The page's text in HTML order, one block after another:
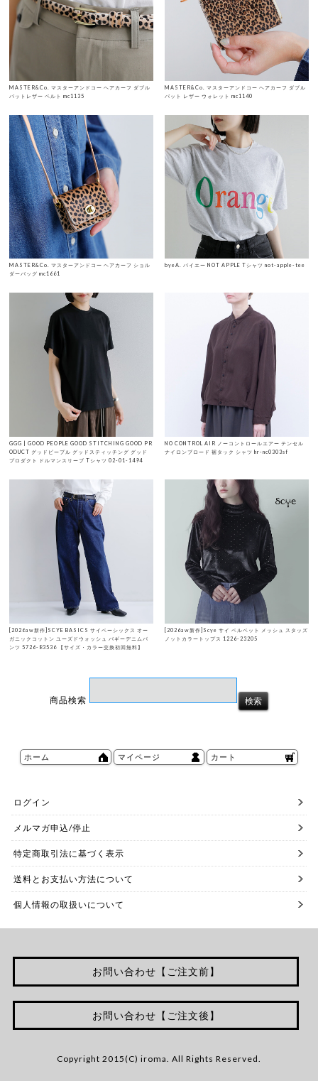
MASTER&Co. マスターアンドコー ヘアカーフ ダブル
バットレザー ベルト mc1135
MASTER&Co. マスターアンドコー ヘアカーフ ダブル
バット レザー ウォレット mc1140
MASTER&Co. マスターアンドコー ヘアカーフ ショル
ダーバッグ mc1661
byeA. バイエー NOT APPLE Tシャツ not-apple-tee
GGG | GOOD PEOPLE GOOD STITCHING GOOD PR
ODUCT グッドピープル グッドスティッチング グッド
プロダクト ドルマンスリーブ Tシャツ 02-01-1494
NO CONTROL AIR ノーコントロールエアー テンセル
ナイロンブロード 裾タック シャツ hr-nc0303sf
[2026aw新作]SCYE BASICS サイベーシックス オー
ガニックコットン ユーズドウォッシュ バギーデニムパ
ンツ 5726-83536 【サイズ・カラー交換初回無料】
[2026aw新作]Scye サイ ベルベット メッシュ スタッズ
ノットカラートップス 1226-23205
商品検索
ホーム マイページ カート
ログイン
メルマガ申込/停止
特定商取引法に基づく表示
送料とお支払い方法について
個人情報の取扱いについて
お問い合わせ【ご注文前】
お問い合わせ【ご注文後】
Copyright 2015(C) iroma. All Rights Reserved.